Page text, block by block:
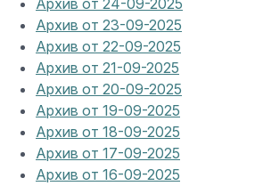
Архив от 24-09-2025
Архив от 23-09-2025
Архив от 22-09-2025
Архив от 21-09-2025
Архив от 20-09-2025
Архив от 19-09-2025
Архив от 18-09-2025
Архив от 17-09-2025
Архив от 16-09-2025